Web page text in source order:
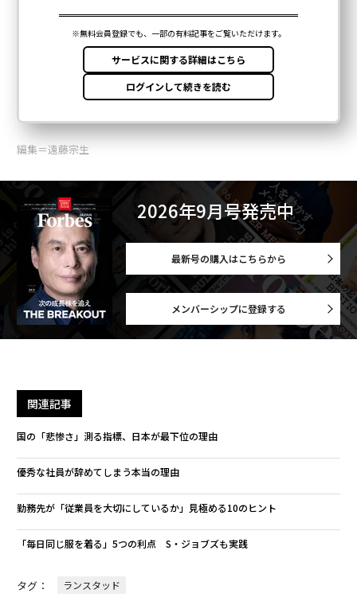
編集＝遠藤宗生
2026年9月号発売中
最新号の購入はこちらから
メンバーシップに登録する
関連記事
国の「悲惨さ」測る指標、日本が最下位の理由
優秀な社員が辞めてしまう本当の理由
勤務先が「従業員を大切にしているか」見極める10のヒント
「毎日同じ服を着る」5つの利点 S・ジョブズも実践
タグ： ランスタッド